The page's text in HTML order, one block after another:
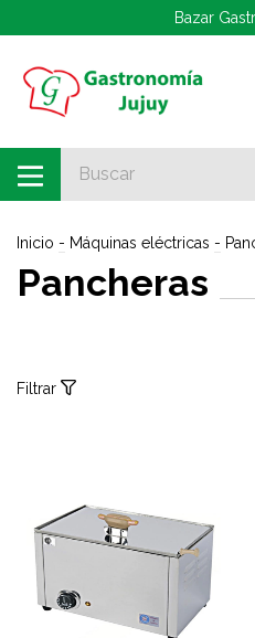
Bazar
Inicio - Máquinas eléctricas -
Pancheras
Filtrar